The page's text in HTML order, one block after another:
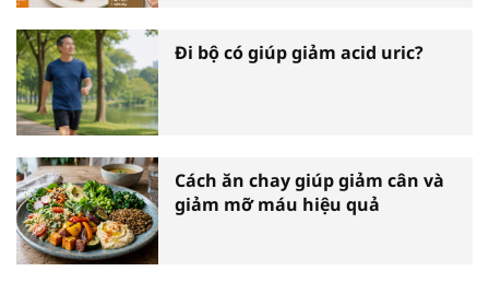
Đi bộ có giúp giảm acid uric?
Cách ăn chay giúp giảm cân và
giảm mỡ máu hiệu quả